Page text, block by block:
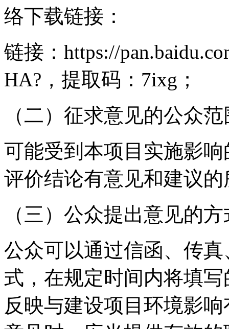
络下载链接：
链接：https://
HA?，提取码：7ixg；
（二）征求意见的公众范
可能受到本项目实施影
评价结论有意见和建议
（三）公众提出意见的
公众可以通过信函、传
式，在规定时间内将填
反映与建设项目环境影